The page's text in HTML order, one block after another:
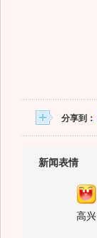
分享到：
新闻表情
高兴